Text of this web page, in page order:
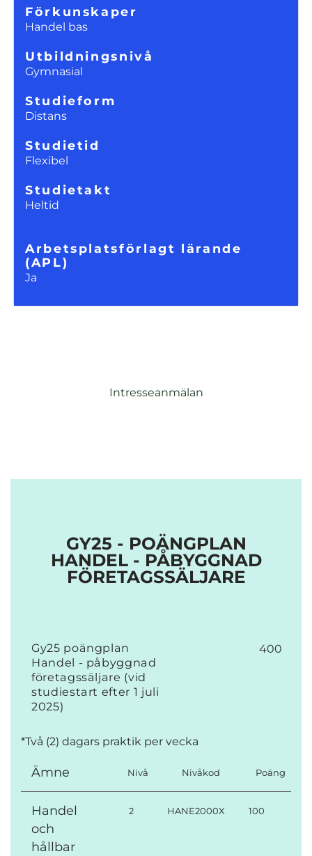
Förkunskaper
Handel bas
Utbildningsnivå
Gymnasial
Studieform
Distans
Studietid
Flexibel
Studietakt
Heltid
Arbetsplatsförlagt lärande
(APL)
Ja
Intresseanmälan
GY25 - POÄNGPLAN
HANDEL - PÅBYGGNAD
FÖRETAGSSÄLJARE
Gy25 poängplan
Handel - påbyggnad
företagssäljare (vid
studiestart efter 1 juli
2025)
400
*Två (2) dagars praktik per vecka
Ämne Nivå Nivåkod Poäng
Handel
och
hållbar
2 HANE2000X 100